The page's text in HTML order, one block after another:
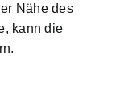
Nähe des
kann die